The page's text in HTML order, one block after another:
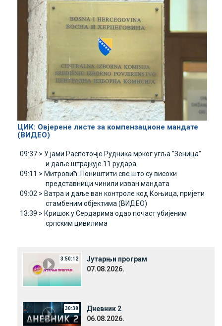
ЦИК: Овјерене листе за компензационе мандате
(ВИДЕО)
09:37 > У јами Распоточје Рудника мрког угља "Зеница"
и даље штрајкује 11 рудара
09:11 > Митровић: Поништити све што су високи
представници чинили изван мандата
09:02 > Ватра и даље ван контроле код Коњица, пријети
стамбеним објектима (ВИДЕО)
13:39 > Кришок у Сердарима одао почаст убијеним
српским цивилима
3:50:12
Јутарњи програм
07.08.2026.
30:38
Дневник 2
06.08.2026.